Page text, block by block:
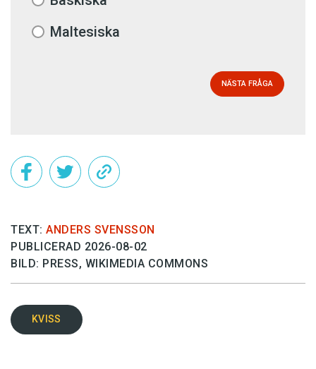
Maltesiska
NÄSTA FRÅGA
TEXT: ANDERS SVENSSON
PUBLICERAD 2026-08-02
BILD: PRESS, WIKIMEDIA COMMONS
KVISS